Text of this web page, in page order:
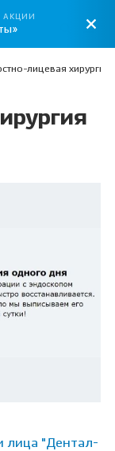
лицевая хирургия
лица "Дентал-
АКЦИИ